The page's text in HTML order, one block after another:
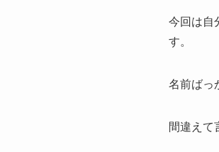
今回は自
す。
名前ばっ
間違えて